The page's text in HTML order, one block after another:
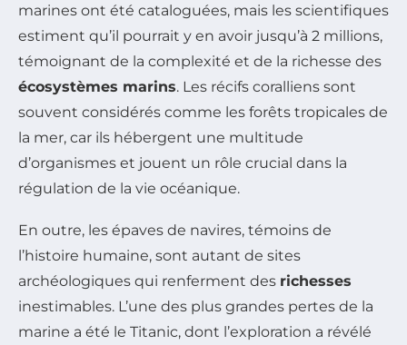
marines ont été cataloguées, mais les scientifiques
estiment qu’il pourrait y en avoir jusqu’à 2 millions,
témoignant de la complexité et de la richesse des
écosystèmes marins. Les récifs coralliens sont
souvent considérés comme les forêts tropicales de
la mer, car ils hébergent une multitude
d’organismes et jouent un rôle crucial dans la
régulation de la vie océanique.
En outre, les épaves de navires, témoins de
l’histoire humaine, sont autant de sites
archéologiques qui renferment des richesses
inestimables. L’une des plus grandes pertes de la
marine a été le Titanic, dont l’exploration a révélé